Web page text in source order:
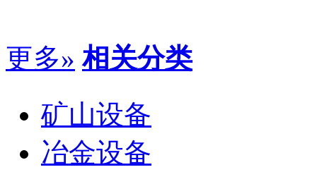
更多» 相关分类
矿山设备
冶金设备